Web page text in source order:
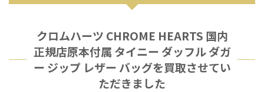
クロムハーツ CHROME HEARTS 国内
正規店原本付属 タイニー ダッフル ダガ
ー ジップ レザー バッグを買取させてい
ただきました